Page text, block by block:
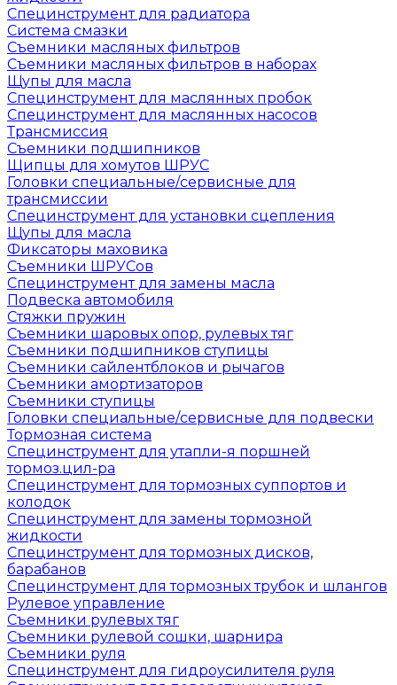
Специнструмент для радиатора
Система смазки
Съемники масляных фильтров
Съемники масляных фильтров в наборах
Щупы для масла
Специнструмент для маслянных пробок
Специнструмент для маслянных насосов
Трансмиссия
Съемники подшипников
Щипцы для хомутов ШРУС
Головки специальные/сервисные для
трансмиссии
Специнструмент для установки сцепления
Щупы для масла
Фиксаторы маховика
Съемники ШРУСов
Специнструмент для замены масла
Подвеска автомобиля
Стяжки пружин
Съемники шаровых опор, рулевых тяг
Съемники подшипников ступицы
Съемники сайлентблоков и рычагов
Съемники амортизаторов
Съемники ступицы
Головки специальные/сервисные для подвески
Тормозная система
Специнструмент для утапли-я поршней
тормоз.цил-ра
Специнструмент для тормозных суппортов и
колодок
Специнструмент для замены тормозной
жидкости
Специнструмент для тормозных дисков,
барабанов
Специнструмент для тормозных трубок и шлангов
Рулевое управление
Съемники рулевых тяг
Съемники рулевой сошки, шарнира
Съемники руля
Специнструмент для гидроусилителя руля